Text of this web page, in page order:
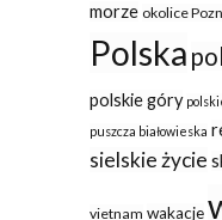
morze okolice
Polska
polskie góry
puszcza białowieska
sielskie życie
vietnam wakacje